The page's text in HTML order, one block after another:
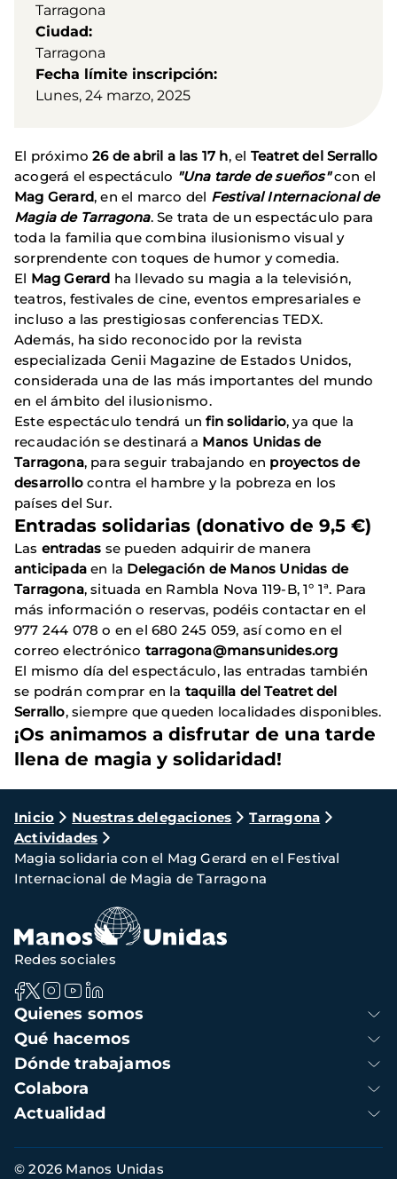
Tarragona
Ciudad
Tarragona
Fecha límite inscripción
Lunes, 24 marzo, 2025
El próximo26 de abril a las 17 h, el Teatret del Serrallo
acogerá el espectáculo "Una tarde de sueños"con el
Mag Gerard, en el marco del Festival Internacional de
Magia de Tarragona. Se trata de un espectáculo para
toda la familia que combina ilusionismo visual y
sorprendente con toques de humor y comedia.
El Mag Gerard ha llevado su magia a la televisión,
teatros, festivales de cine, eventos empresariales e
incluso a las prestigiosas conferencias TEDX.
Además, ha sido reconocido por la revista
especializada Genii Magazine de Estados Unidos,
considerada una de las más importantes del mundo
en el ámbito del ilusionismo.
Este espectáculo tendrá unfin solidario, ya que la
recaudación se destinará a Manos Unidas de
Tarragona, para seguir trabajando en proyectos de
desarrollo contra el hambre y la pobreza en los
países del Sur.
Entradas solidarias (donativo de 9,5 €)
Las entradas se pueden adquirir de manera
anticipadaen la Delegación de Manos Unidas de
Tarragona, situada en Rambla Nova 119-B, 1º 1ª. Para
más información o reservas, podéis contactar en el
977 244 078 o en el 680 245 059, así como en el
correo electrónico tarragona@mansunides.org
El mismo día del espectáculo, las entradas también
se podrán comprar en la taquilla del Teatret del
Serrallo, siempre que queden localidades disponibles.
¡Os animamos a disfrutar de una tarde
llena de magia y solidaridad!
Ruta
de
navegación
Inicio Nuestras delegaciones
Tarragona
Actividades
Magia solidaria con el Mag Gerard en el Festival
Internacional de Magia de Tarragona
Navegación
principal
Quienes somos
Qué hacemos
Dónde trabajamos
Colabora
Actualidad
Redes sociales
Información
© 2026 Manos Unidas